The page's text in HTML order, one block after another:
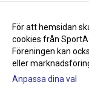
Inför: Höganäs BK-
Ny säsong och
För att hemsidan
cookies från
Föreningen kan
eller
Anpassa dina val